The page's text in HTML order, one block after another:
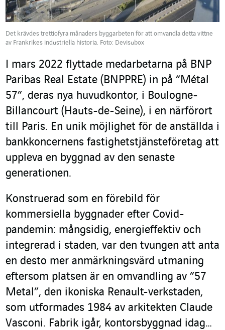
Det krävdes trettiofyra månaders byggarbeten för att omvandla detta vittne
av Frankrikes industriella historia. Foto: Devisubox
I mars 2022 flyttade medarbetarna på BNP
Paribas Real Estate (BNPPRE) in på ”Métal
57”, deras nya huvudkontor, i Boulogne-
Billancourt (Hauts-de-Seine), i en närförort
till Paris. En unik möjlighet för de anställda i
bankkoncernens fastighetstjänsteföretag att
uppleva en byggnad av den senaste
generationen.
Konstruerad som en förebild för
kommersiella byggnader efter Covid-
pandemin: mångsidig, energieffektiv och
integrerad i staden, var den tvungen att anta
en desto mer anmärkningsvärd utmaning
eftersom platsen är en omvandling av ”57
Metal”, den ikoniska Renault-verkstaden,
som utformades 1984 av arkitekten Claude
Vasconi. Fabrik igår, kontorsbyggnad idag…